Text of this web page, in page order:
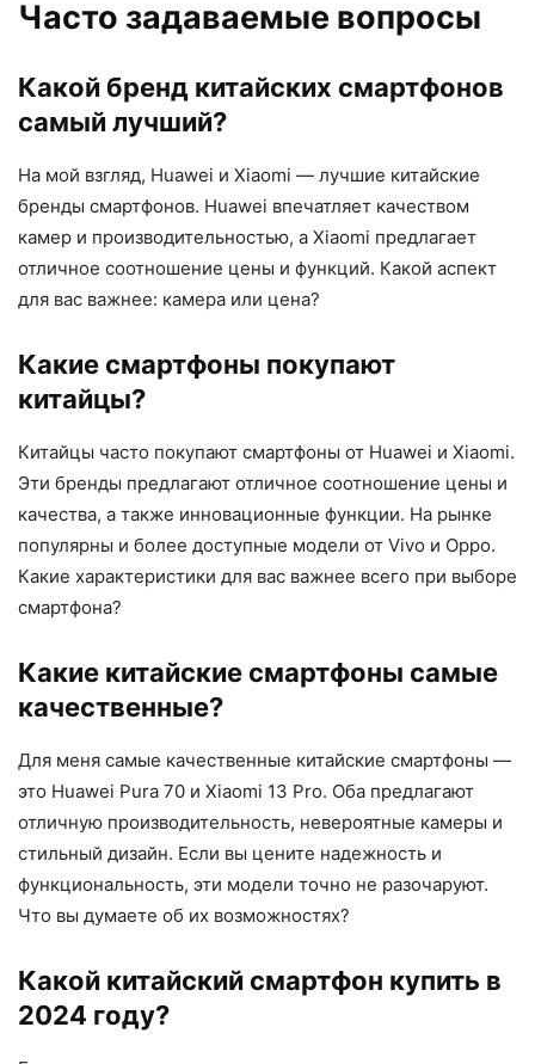
Часто задаваемые вопросы
Какой бренд китайских смартфонов
самый лучший?
На мой взгляд, Huawei и Xiaomi — лучшие китайские
бренды смартфонов. Huawei впечатляет качеством
камер и производительностью, а Xiaomi предлагает
отличное соотношение цены и функций. Какой аспект
для вас важнее: камера или цена?
Какие смартфоны покупают
китайцы?
Китайцы часто покупают смартфоны от Huawei и Xiaomi.
Эти бренды предлагают отличное соотношение цены и
качества, а также инновационные функции. На рынке
популярны и более доступные модели от Vivo и Oppo.
Какие характеристики для вас важнее всего при выборе
смартфона?
Какие китайские смартфоны самые
качественные?
Для меня самые качественные китайские смартфоны —
это Huawei Pura 70 и Xiaomi 13 Pro. Оба предлагают
отличную производительность, невероятные камеры и
стильный дизайн. Если вы цените надежность и
функциональность, эти модели точно не разочаруют.
Что вы думаете об их возможностях?
Какой китайский смартфон купить в
2024 году?